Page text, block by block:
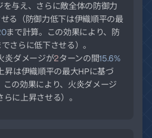
与え、さらに敵全体の防御力
る（防御力低下は伊織順平の最
まで計算。この効果により、防
さらに低下させる）。
炎ダメージが2ターンの間15.6%
昇は伊織順平の最大HPに基づ
この効果により、火炎ダメージ
らに上昇させる）。